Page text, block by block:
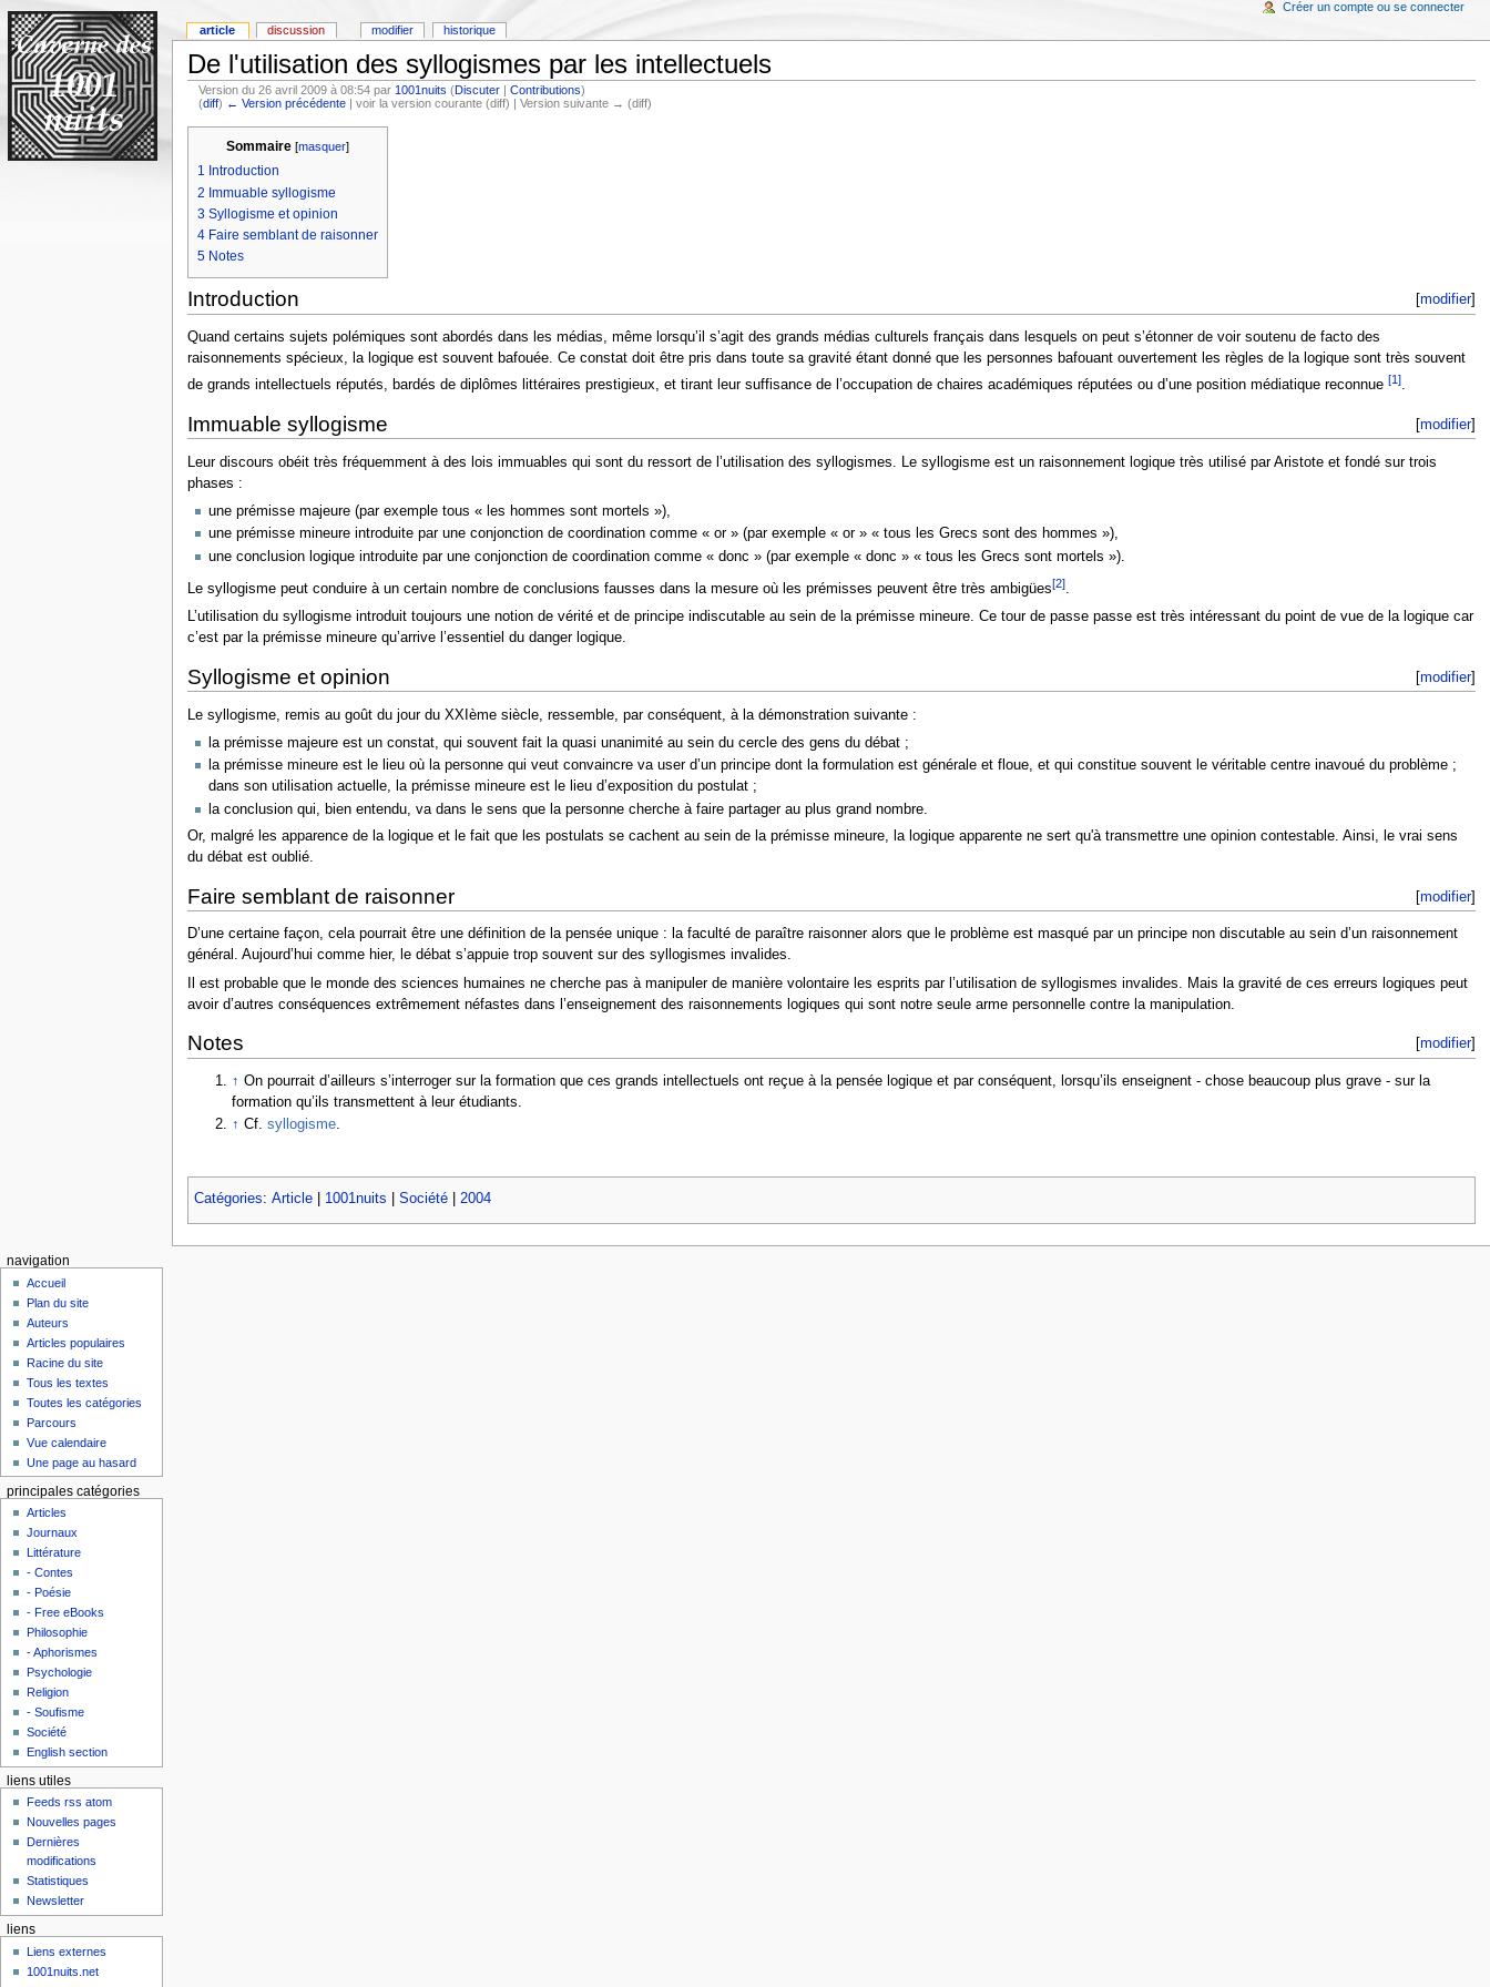
De l'utilisation des syllogismes par les intellectuels
Version du 26 avril 2009 à 08:54 par 1001nuits (Discuter |Contributions)
(diff) ← Version précédente | voir la version courante (diff) | Version suivante → (diff)
Sommaire [masquer]
1 Introduction
2 Immuable syllogisme
3 Syllogisme et opinion
4 Faire semblant de raisonner
5 Notes
[modifier]
Introduction
Quand certains sujets polémiques sont abordés dans les médias, même lorsqu’il s’agit des grands médias culturels français dans lesquels on peut s’étonner de voir soutenu de facto des
raisonnements spécieux, la logique est souvent bafouée. Ce constat doit être pris dans toute sa gravité étant donné que les personnes bafouant ouvertement les règles de la logique sont très souvent
de grands intellectuels réputés, bardés de diplômes littéraires prestigieux, et tirant leur suffisance de l’occupation de chaires académiques réputées ou d’une position médiatique reconnue [1].
[modifier]
Immuable syllogisme
Leur discours obéit très fréquemment à des lois immuables qui sont du ressort de l’utilisation des syllogismes. Le syllogisme est un raisonnement logique très utilisé par Aristote et fondé sur trois
phases :
une prémisse majeure (par exemple tous « les hommes sont mortels »),
une prémisse mineure introduite par une conjonction de coordination comme « or » (par exemple « or » « tous les Grecs sont des hommes »),
une conclusion logique introduite par une conjonction de coordination comme « donc » (par exemple « donc » « tous les Grecs sont mortels »).
Le syllogisme peut conduire à un certain nombre de conclusions fausses dans la mesure où les prémisses peuvent être très ambigües[2].
L’utilisation du syllogisme introduit toujours une notion de vérité et de principe indiscutable au sein de la prémisse mineure. Ce tour de passe passe est très intéressant du point de vue de la logique car
c’est par la prémisse mineure qu’arrive l’essentiel du danger logique.
[modifier]
Syllogisme et opinion
Le syllogisme, remis au goût du jour du XXIème siècle, ressemble, par conséquent, à la démonstration suivante :
la prémisse majeure est un constat, qui souvent fait la quasi unanimité au sein du cercle des gens du débat ;
la prémisse mineure est le lieu où la personne qui veut convaincre va user d’un principe dont la formulation est générale et floue, et qui constitue souvent le véritable centre inavoué du problème ;
dans son utilisation actuelle, la prémisse mineure est le lieu d’exposition du postulat ;
la conclusion qui, bien entendu, va dans le sens que la personne cherche à faire partager au plus grand nombre.
Or, malgré les apparence de la logique et le fait que les postulats se cachent au sein de la prémisse mineure, la logique apparente ne sert qu'à transmettre une opinion contestable. Ainsi, le vrai sens
du débat est oublié.
[modifier]
Faire semblant de raisonner
D’une certaine façon, cela pourrait être une définition de la pensée unique : la faculté de paraître raisonner alors que le problème est masqué par un principe non discutable au sein d’un raisonnement
général. Aujourd’hui comme hier, le débat s’appuie trop souvent sur des syllogismes invalides.
Il est probable que le monde des sciences humaines ne cherche pas à manipuler de manière volontaire les esprits par l’utilisation de syllogismes invalides. Mais la gravité de ces erreurs logiques peut
avoir d’autres conséquences extrêmement néfastes dans l’enseignement des raisonnements logiques qui sont notre seule arme personnelle contre la manipulation.
[modifier]
Notes
↑ On pourrait d’ailleurs s’interroger sur la formation que ces grands intellectuels ont reçue à la pensée logique et par conséquent, lorsqu’ils enseignent - chose beaucoup plus grave - sur la
formation qu’ils transmettent à leur étudiants.
↑ Cf.syllogisme.
Catégories: Article| 1001nuits Société| 2004
article discussion modifier historique
Créer un compte ou se connecter
navigation
Accueil
Plan du site
Auteurs
Articles populaires
Racine du site
Tous les textes
Toutes les catégories
Parcours
Vue calendaire
Une page au hasard
principales catégories
Articles
Journaux
Littérature
- Contes
- Poésie
- Free eBooks
Philosophie
- Aphorismes
Psychologie
Religion
- Soufisme
Société
English section
liens utiles
Feeds rss atom
Nouvelles pages
Dernières
modifications
Statistiques
Newsletter
liens
Liens externes
1001nuits.net